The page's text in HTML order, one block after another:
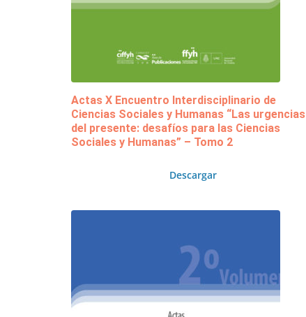
Actas X Encuentro Interdisciplinario de
Ciencias Sociales y Humanas “Las urgencias
del presente: desafíos para las Ciencias
Sociales y Humanas” – Tomo 2
Descargar